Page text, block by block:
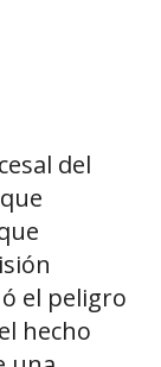
del
el peligro
hecho